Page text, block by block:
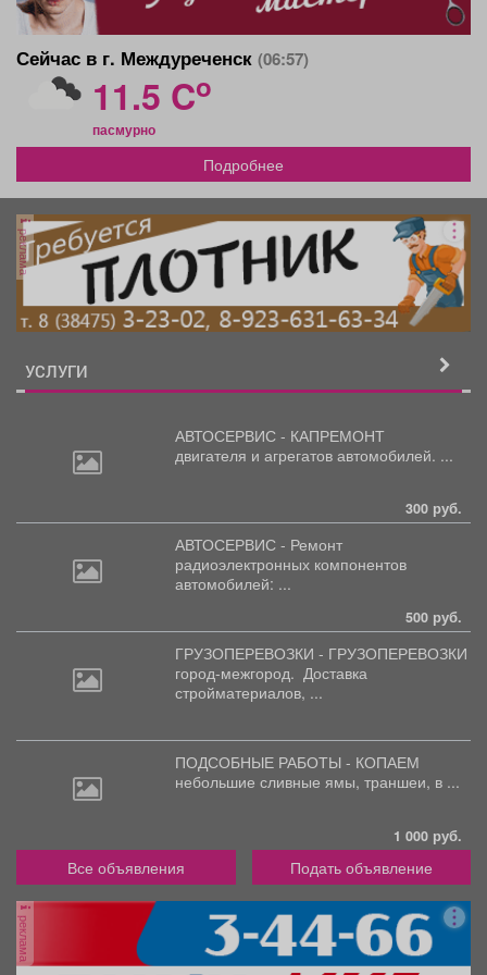
Сейчас в г. Междуреченск (06:57)
11.5 Co
пасмурно
Подробнее
реклама
УСЛУГИ
АВТОСЕРВИС - КАПРЕМОНТ
двигателя и агрегатов автомобилей. ...
300 руб.
АВТОСЕРВИС - Ремонт
радиоэлектронных компонентов
автомобилей: ...
500 руб.
ГРУЗОПЕРЕВОЗКИ - ГРУЗОПЕРЕВОЗКИ
город-межгород. Доставка
стройматериалов, ...
ПОДСОБНЫЕ РАБОТЫ - КОПАЕМ
небольшие сливные ямы, траншеи, в ...
1 000 руб.
Все объявления Подать объявление
реклама